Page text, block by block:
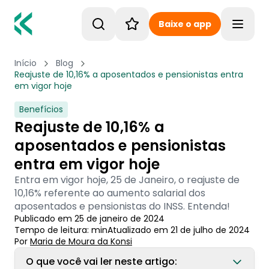
Baixe o app
Início
Blog
Reajuste de 10,16% a aposentados e pensionistas entra
em vigor hoje
Benefícios
Reajuste de 10,16% a
aposentados e pensionistas
entra em vigor hoje
Entra em vigor hoje, 25 de Janeiro, o reajuste de
10,16% referente ao aumento salarial dos
aposentados e pensionistas do INSS. Entenda!
Publicado em 25 de janeiro de 2024
Tempo de leitura: minAtualizado em 21 de julho de 2024
Por Maria de Moura da Konsi
O que você vai ler neste artigo: